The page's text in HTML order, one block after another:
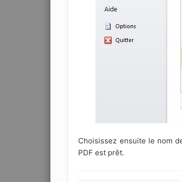
Choisissez ensuite le nom
PDF est prêt.